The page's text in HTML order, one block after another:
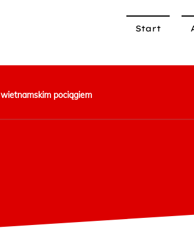
Start
wietnamskim pociągiem